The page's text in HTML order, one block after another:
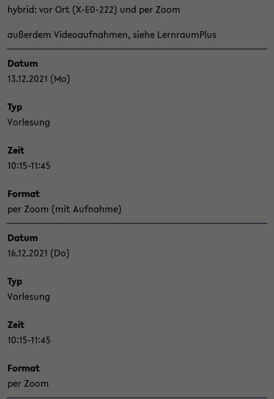
hy­brid: vor Ort (X-​E0-222) und per Zoom
au­ßer­dem Vi­deo­auf­nah­men, siehe Lern­raum­Plus
Datum
13.12.2021 (Mo)
Typ
Vor­le­sung
Zeit
10:15-11:45
For­mat
per Zoom (mit Auf­nah­me)
Datum
16.12.2021 (Do)
Typ
Vor­le­sung
Zeit
10:15-11:45
For­mat
per Zoom